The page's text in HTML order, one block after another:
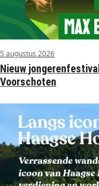
5 augustus 2026
Nieuw
Voorschoten